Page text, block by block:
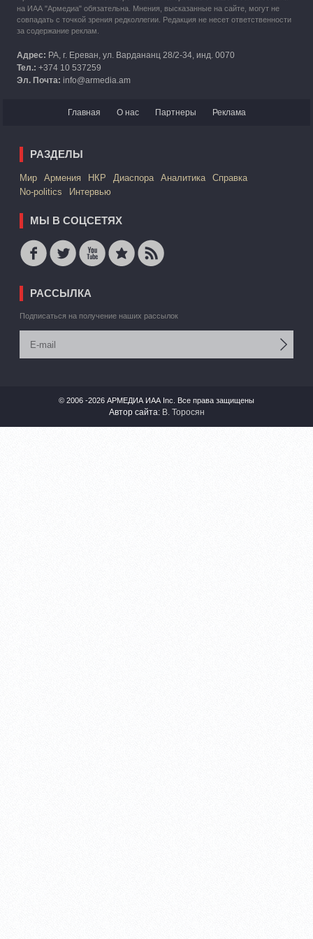
на ИАА "Армедиа" обязательна. Мнения, высказанные на сайте, могут не
совпадать с точкой зрения редколлегии. Редакция не несет ответственности
за содержание реклам.
Адрес: РА, г. Ереван, ул. Вардананц 28/2-34, инд. 0070
Тел.: +374 10 537259
Эл. Почта: info@armedia.am
Главная О нас Партнеры Реклама
РАЗДЕЛЫ
Mир Армения НКР Диаспора Аналитика
Справка
No-politics
Интервью
МЫ В СОЦСЕТЯХ
РАССЫЛКА
Подписаться на получение наших рассылок
© 2006 -2026 АРМЕДИА ИАА Inc. Все права защищены
Автор сайта: В. Торосян